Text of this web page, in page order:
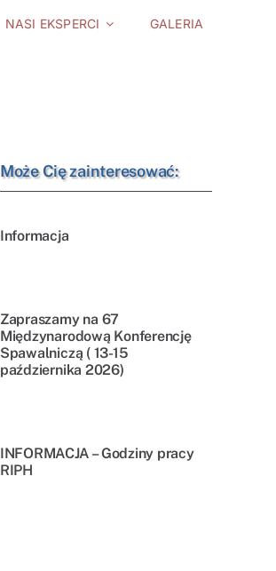
NASI EKSPERCI GALERIA
Może Cię zainteresować:
Informacja
Zapraszamy na 67
Międzynarodową Konferencję
Spawalniczą ( 13-15
października 2026)
INFORMACJA – Godziny pracy
RIPH